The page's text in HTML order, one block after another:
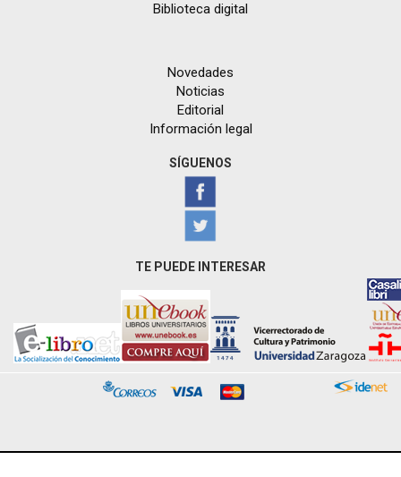
Biblioteca digital
Novedades
Noticias
Editorial
Información legal
SÍGUENOS
TE PUEDE INTERESAR